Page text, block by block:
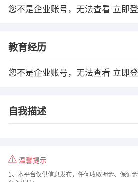
您不是企业账号，无法查看 立即
教育经历
您不是企业账号，无法查看 立即
自我描述
温馨提示
1、本平台仅供信息发布，任何收取押金、保证